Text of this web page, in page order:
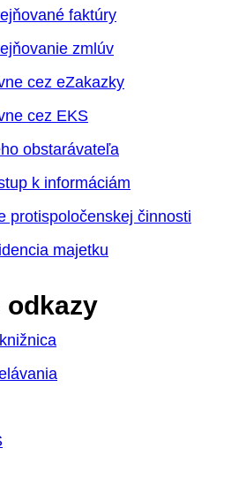
faktúry
zmlúv
cez eZakazky
cez EKS
obstarávateľa
k informáciám
protispoločenskej činnosti
majetku
odkazy